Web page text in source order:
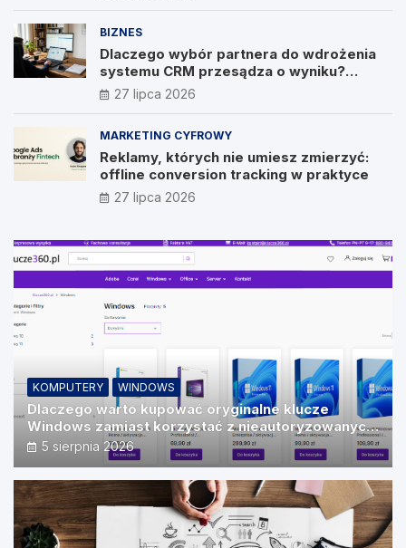
BIZNES
Dlaczego wybór partnera do wdrożenia
systemu CRM przesądza o wyniku?
Wywiad z Pawłem Prymakowskim, CEO IT
Vision
27 lipca 2026
MARKETING CYFROWY
Reklamy, których nie umiesz zmierzyć:
offline conversion tracking w praktyce
27 lipca 2026
KOMPUTERY WINDOWS
Dlaczego warto kupować oryginalne klucze
Windows zamiast korzystać z nieautoryzowanych
źródeł?
5 sierpnia 2026